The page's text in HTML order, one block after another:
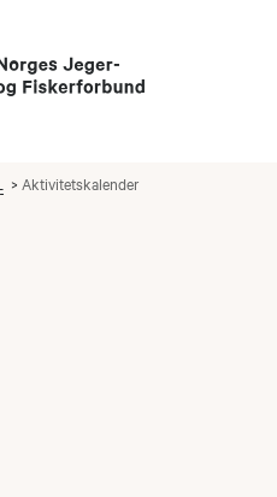
Aktivitetskalender